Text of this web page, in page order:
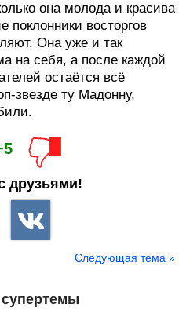
она молода и красива
поклонники восторгов
Она уже и так
на себя, а после каждой
остаётся всё
звезде ту Мадонну,
друзьями!
Следующая тема »